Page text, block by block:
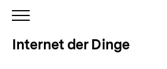
und
ein
zur
INHALTSNAVIGATION
Internet der Dinge